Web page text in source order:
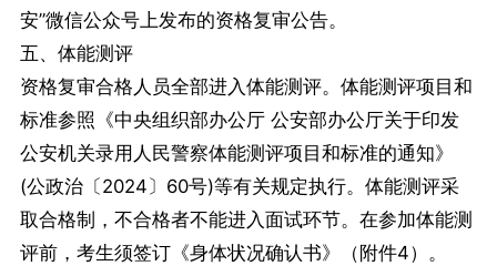
安”微信公众号上发布的资格复审公告。
五、体能测评
资格复审合格人员全部进入体能测评。体能测评项目和
标准参照《中央组织部办公厅 公安部办公厅关于印发
公安机关录用人民警察体能测评项目和标准的通知》
(公政治〔2024〕60号)等有关规定执行。体能测评采
取合格制，不合格者不能进入面试环节。在参加体能测
评前，考生须签订《身体状况确认书》（附件4）。